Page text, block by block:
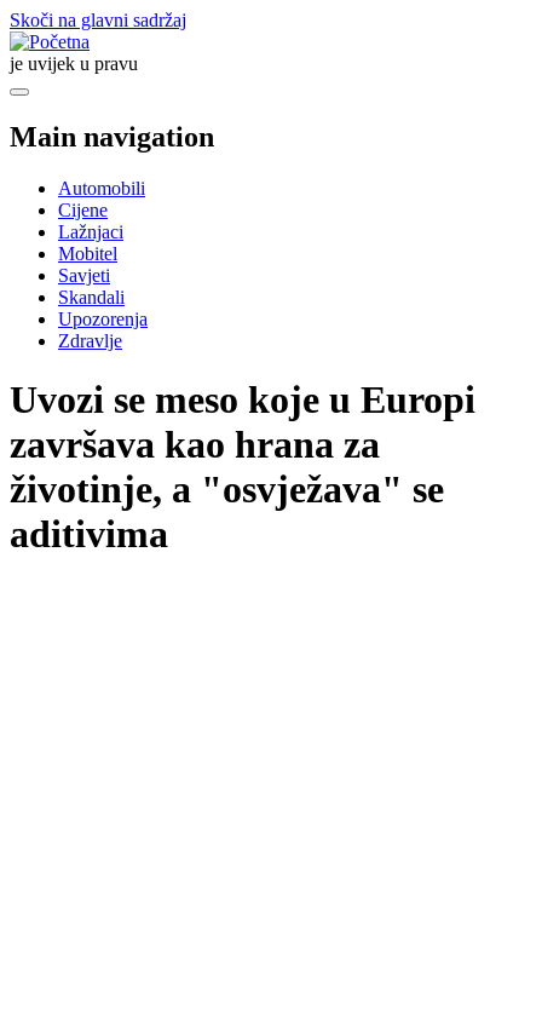
Skoči na glavni sadržaj
je uvijek u pravu
Main navigation
Automobili
Cijene
Lažnjaci
Mobitel
Savjeti
Skandali
Upozorenja
Zdravlje
Uvozi se meso koje u Europi
završava kao hrana za
životinje, a "osvježava" se
aditivima